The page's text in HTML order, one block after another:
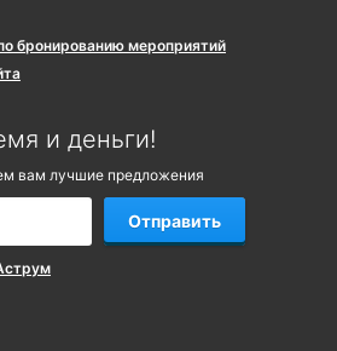
бронированию мероприятий
и деньги!
вам лучшие предложения
Отправить